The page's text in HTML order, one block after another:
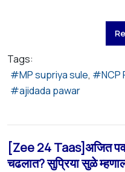
Tags:
MP supriya sule
NCP
ajidada pawar
[Zee 24 Taas]अजित
चढलात? सुप्रिया सुळे